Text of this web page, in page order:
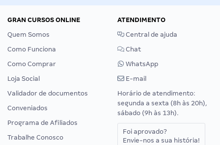
GRAN CURSOS ONLINE
Quem Somos
Como Funciona
Como Comprar
Loja Social
Validador de documentos
Conveniados
Programa de Afiliados
Trabalhe Conosco
ATENDIMENTO
Central de ajuda
Chat
WhatsApp
E-mail
Horário de atendimento:
segunda a sexta (8h às 20h),
sábado (9h às 13h).
Foi aprovado?
Envie-nos a sua história!